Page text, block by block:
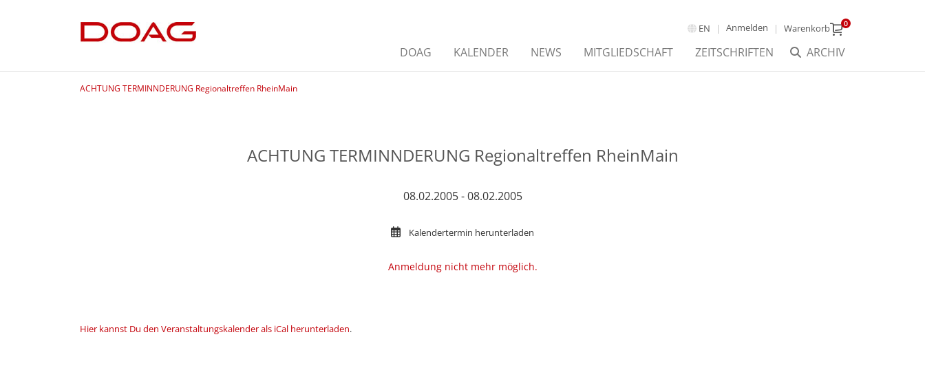
EN Anmelden Warenkorb 0
ARCHIV
DOAG KALENDER NEWS MITGLIEDSCHAFT ZEITSCHRIFTEN
ACHTUNG TERMINNDERUNG Regionaltreffen RheinMain
ACHTUNG TERMINNDERUNG Regionaltreffen RheinMain
08.02.2005 - 08.02.2005
Kalendertermin herunterladen
Anmeldung nicht mehr möglich.
Hier kannst Du den Veranstaltungskalender als iCal herunterladen.